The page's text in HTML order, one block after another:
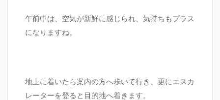
午前中は、空気が新鮮に感じられ、気持ちもプラス
になりますね。
地上に着いたら案内の方へ歩いて行き、更にエスカ
レーターを登ると目的地へ着きます。